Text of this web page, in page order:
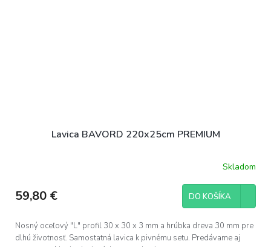
Lavica BAVORD 220x25cm PREMIUM
produktu
je
z
5
Skladom
59,80 € DO KOŠÍKA
Nosný oceľový "L" profil 30 x 30 x 3 mm a hrúbka dreva 30 mm pre
dlhú životnosť. Samostatná lavica k pivnému setu. Predávame aj